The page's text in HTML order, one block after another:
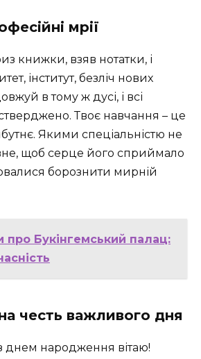
мрії
книжки, взяв нотатки, і
інститут, безліч нових
в тому ж дусі, і всі
Твоє навчання – це
Якими спеціальністю не
щоб серце його сприймало
борознити мирній
про Букінгемський палац:
честь важливого дня
днем народження вітаю!